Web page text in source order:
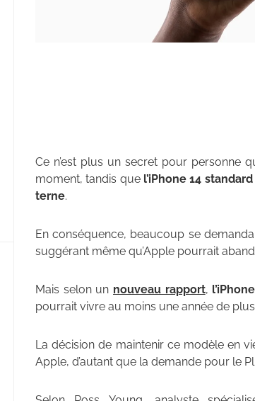
Ce n’est plus un secret pour personne
moment, tandis que l’iPhone 14
terne.
En conséquence, beaucoup se
suggérant même qu’Apple pourrait
Mais selon un nouveau rapport,
pourrait vivre au moins une année de
La décision de maintenir ce modèle en
Apple, d’autant que la demande pour le